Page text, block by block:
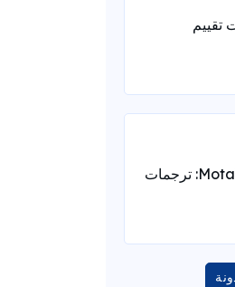
تقييم
تكامل MotaWord + MyCase: ترجمات